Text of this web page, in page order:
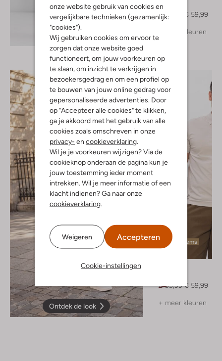
onze website gebruik van cookies en
vergelijkbare technieken (gezamenlijk:
"cookies").
Wij gebruiken cookies om ervoor te
zorgen dat onze website goed
functioneert, om jouw voorkeuren op
te slaan, om inzicht te verkrijgen in
bezoekersgedrag en om een profiel op
te bouwen van jouw online gedrag voor
gepersonaliseerde advertenties. Door
op "Accepteer alle cookies" te klikken,
ga je akkoord met het gebruik van alle
cookies zoals omschreven in onze
privacy- en cookieverklaring.
Wil je je voorkeuren wijzigen? Via de
cookieknop onderaan de pagina kun je
jouw toestemming ieder moment
intrekken. Wil je meer informatie of een
klacht indienen? Ga naar onze
cookieverklaring.
Weigeren Accepteren
Cookie-instellingen
Ontdek de look
Polo
€ 99,99
€ 59,99
+ meer kleuren
Ontdek de look
Laatste items
€ 99,99 € 59,99
+ meer kleuren